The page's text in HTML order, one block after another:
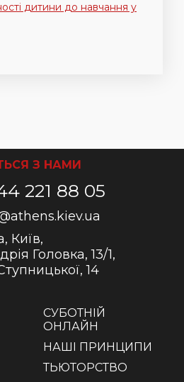
дитини до навчання у
СУБОТНІЙ
ОНЛАЙН
НАШІ ПРИНЦИПИ
ТЬЮТОРСТВО
З НАМИ
221 88 05
Київ,
Головка, 13/1,
14